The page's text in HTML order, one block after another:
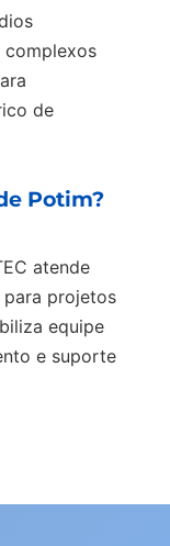
complexos
de
Potim?
atende
para projetos
equipe
e suporte